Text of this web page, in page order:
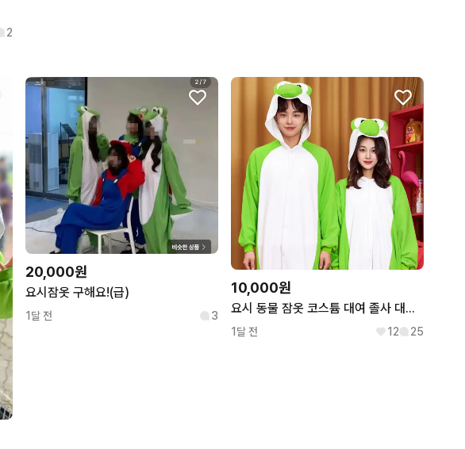
2
20,000원
요시잠옷 구해요!(급)
1달 전 3
10,000원
요시 동물 잠옷 코스튬 대여 졸사 대여 컨셉 사진 XL
1달 전 12 25